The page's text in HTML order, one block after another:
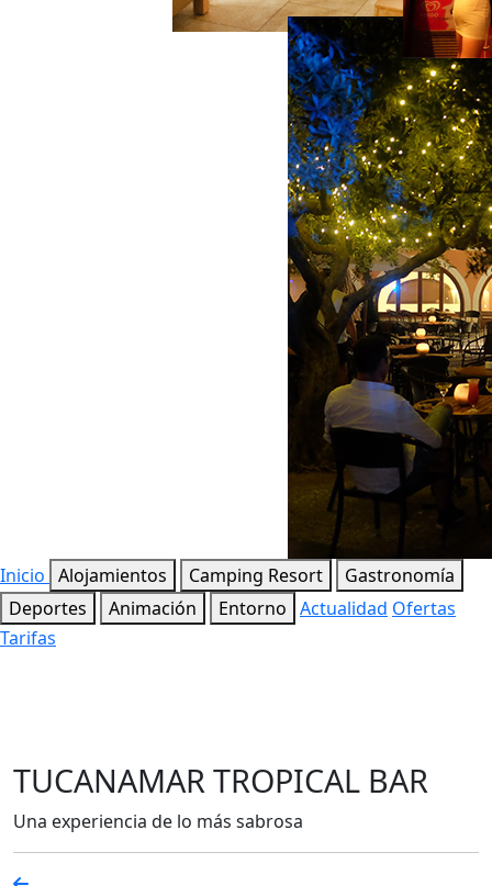
Inicio Alojamientos Camping Resort
Gastronomía
Deportes
Animación Entorno Actualidad Ofertas
Tarifas
TUCANAMAR TROPICAL BAR
Una experiencia de lo más sabrosa